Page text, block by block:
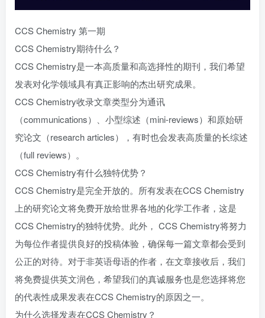
CCS Chemistry 第一期
CCS Chemistry期待什么？
CCS Chemistry是一本高质量和高选择性的期刊，我们希望
发表对化学领域具有真正影响的杰出研究成果。
CCS Chemistry收录文章类型分为通讯
（communications）、小型综述（mini-reviews）和原始研
究论文（research articles），有时也会发表高质量的长综述
（full reviews）。
CCS Chemistry有什么独特优势？
CCS Chemistry是完全开放的。所有发表在CCS Chemistry
上的研究论文将免费开放给世界各地的化学工作者，这是
CCS Chemistry的独特优势。此外， CCS Chemistry将努力
为每位作者提供良好的投稿体验，确保每一篇文章都会受到
公正的对待。对于非英语母语的作者，在文章接收后，我们
将免费提供英文润色，希望我们的真诚服务也是您选择将您
的代表性成果发表在CCS Chemistry的原因之一。
为什么选择发表在CCS Chemistry？